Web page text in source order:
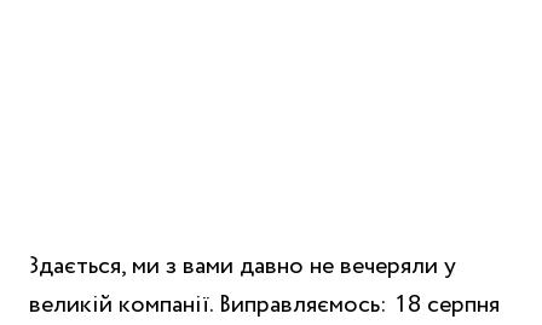
Здається, ми з вами давно не вечеряли у
великій компанії. Виправляємось: 18 серпня